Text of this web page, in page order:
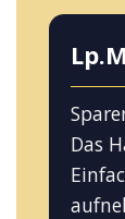
Das